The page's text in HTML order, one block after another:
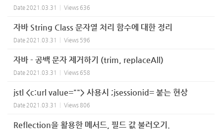
Date 2021.03.31 Views 636
자바 String Class 문자열 처리 함수에 대한 정리
Date 2021.03.31 Views 596
자바 - 공백 문자 제거하기 (trim, replaceAll)
Date 2021.03.31 Views 658
jstl <c:url value=""> 사용시 ;jsessionid= 붙는 현상
Date 2021.03.31 Views 806
Reflection을 활용한 메서드, 필드 값 불러오기.